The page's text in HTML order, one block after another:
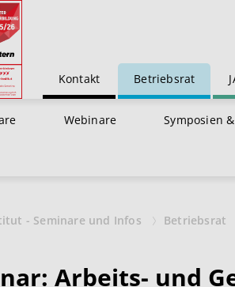
Kontakt Betriebsrat
Webinare Symposien
- Seminare und Infos Betriebsrat
Arbeits- und